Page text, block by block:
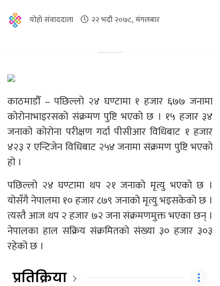
योहो संवाददाता २२ भदौ २०७८, मंगलबार
काठमाडौँ – पछिल्लो २४ घण्टामा १ हजार ६७७ जनामा
कोरोनाभाइरसको संक्रमण पुष्टि भएको छ । १५ हजार ३४
जनाको कोरोना परीक्षण गर्दा पीसीआर विधिबाट १ हजार
४२३ र एन्टिजेन विधिबाट २५४ जनामा संक्रमण पुष्टि भएको
हो ।
पछिल्लो २४ घण्टामा थप २१ जनाको मृत्यु भएको छ ।
योसँगै नेपालमा १० हजार ८७९ जनाको मृत्यु भइसकेको छ ।
त्यस्तै आज थप २ हजार ७२ जना संक्रमणमुक्त भएका छन् ।
नेपालका हाल सक्रिय संक्रमितको संख्या ३० हजार ३०३
रहेको छ ।
प्रतिक्रिया